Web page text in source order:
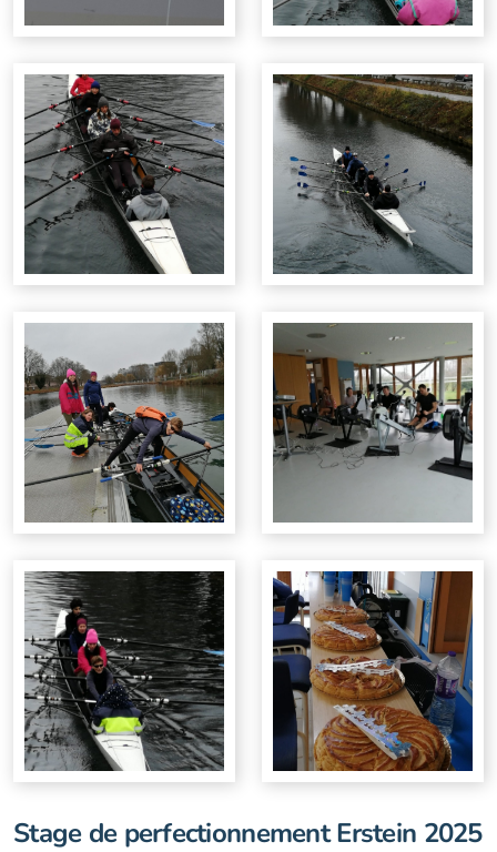
Stage de perfectionnement Erstein 2025
Notre Club
Horaires
Tarifs
Galeries photos
Nos infrastructures
Capsules techniques - FFAviron
Faire un don
Partenariats